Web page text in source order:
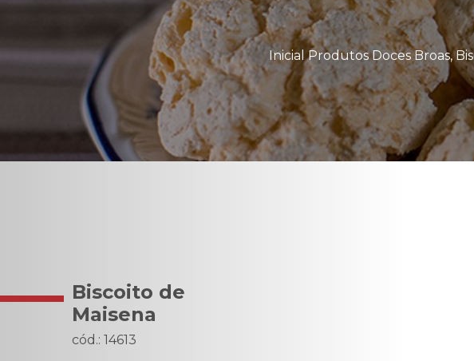
Inicial Produtos Doces Broas,
Biscoito de
Maisena
cód.: 14613